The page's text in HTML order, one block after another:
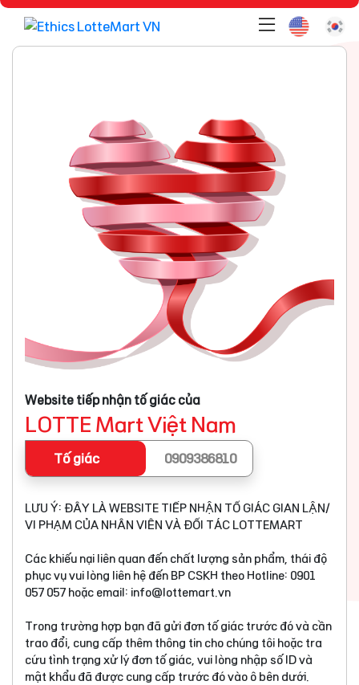
Website tiếp nhận tố giác của
LOTTE Mart Việt Nam
Tố giác 0909386810
LƯU Ý: ĐÂY LÀ WEBSITE TIẾP NHẬN TỐ GIÁC GIAN LẬN/
VI PHẠM CỦA NHÂN VIÊN VÀ ĐỐI TÁC LOTTEMART
Các khiếu nại liên quan đến chất lượng sản phẩm, thái độ
phục vụ vui lòng liên hệ đến BP CSKH theo Hotline: 0901
057 057 hoặc email: info@lottemart.vn
Trong trường hợp bạn đã gửi đơn tố giác trước đó và cần
trao đổi, cung cấp thêm thông tin cho chúng tôi hoặc tra
cứu tình trạng xử lý đơn tố giác, vui lòng nhập số ID và
mật khẩu đã được cung cấp trước đó vào ô bên dưới.